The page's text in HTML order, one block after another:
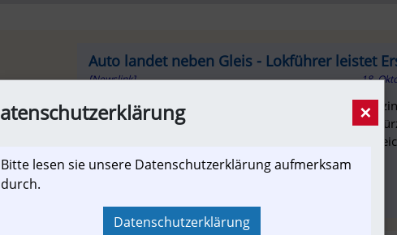
Auto landet neben Gleis - Lokführer leistet
[Newslink] 18.
Eine 49-jährige Autofahrerin ist Dienstag früh in
Fahrzeug 20 Meter über einen steilen Abhang
verletzt worden. Der Wagen kam unmittelbar im
...
sn.at
×
Bitte lesen sie unsere Datenschutzerklärung aufmerksam
durch.
Datenschutzerklärung